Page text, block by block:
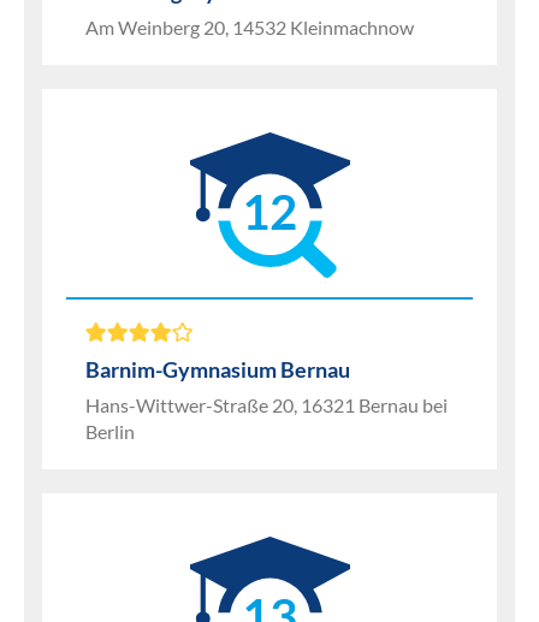
Am Weinberg 20, 14532 Kleinmachnow
12
Barnim-Gymnasium Bernau
Hans-Wittwer-Straße 20, 16321 Bernau bei
Berlin